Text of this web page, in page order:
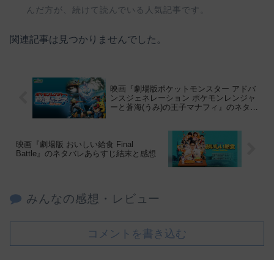
んだ方が、続けて読んでいる人気記事です。
関連記事は見つかりませんでした。
映画『劇場版ポケットモンスター アドバ
ンスジェネレーション ポケモンレンジャ
ーと蒼海(うみ)の王子マナフィ』のネタバ
映画『劇場版 おいしい給食 Final
Battle』のネタバレあらすじ結末と感想
みんなの感想・レビュー
コメントを書き込む